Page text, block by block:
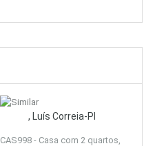
, Luís Correia-PI
CAS998 - Casa com 2 quartos,